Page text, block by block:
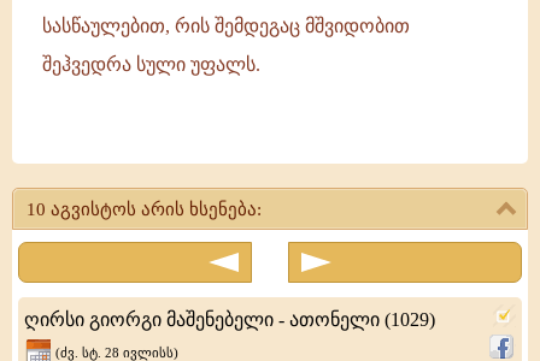
სასწაულებით, რის შემდეგაც მშვიდობით
შეჰვედრა სული უფალს.
წმიდისა
აღმსარებელისა
10 აგვისტოს არის ხსენება:
ღირსი გიორგი მაშენებელი - ათონელი (1029)
(ძვ. სტ. 28 ივლისს)